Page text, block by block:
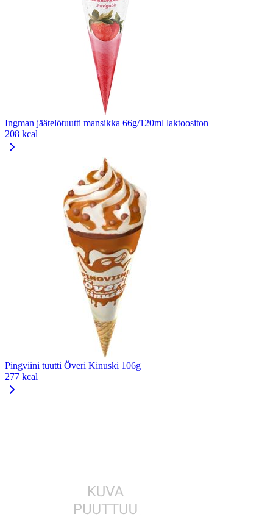
Ingman jäätelötuutti mansikka 66g/120ml laktoositon
208 kcal
Pingviini tuutti Överi Kinuski 106g
277 kcal